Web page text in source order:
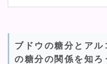
ブドウの糖分とア
の糖分の関係を知ろ